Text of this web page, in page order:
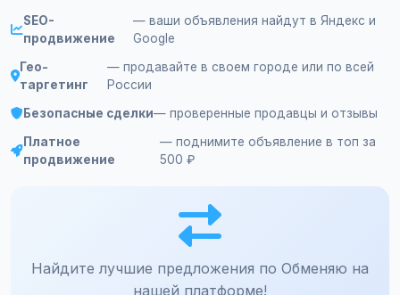
SEO-
продвижение
— ваши объявления найдут в Яндекс и
Google
Гео-
таргетинг
— продавайте в своем городе или по всей
России
Безопасные сделки— проверенные продавцы и отзывы
Платное
продвижение
— поднимите объявление в топ за
500 ₽
Найдите лучшие предложения по Обменяю на
нашей платформе!